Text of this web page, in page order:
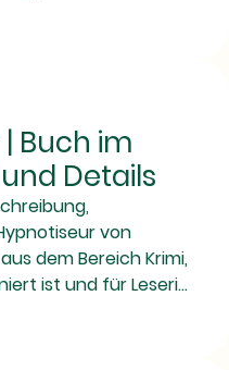
Buch im
Details
von
dem Bereich Krimi,
ist und für Leseri...